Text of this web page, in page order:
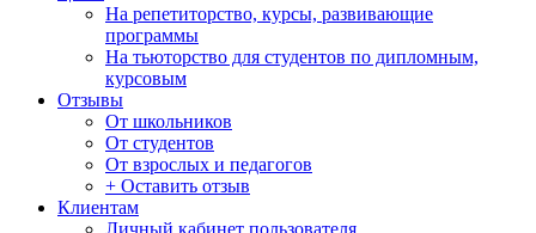
На репетиторство, курсы, развивающие
программы
На тьюторство для студентов по дипломным,
курсовым
Отзывы
От школьников
От студентов
От взрослых и педагогов
+ Оставить отзыв
Клиентам
Личный кабинет пользователя